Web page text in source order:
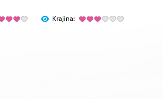
Krajina: